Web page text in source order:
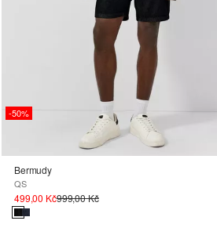
-50%
Bermudy
QS
499,00 Kč999,00 Kč